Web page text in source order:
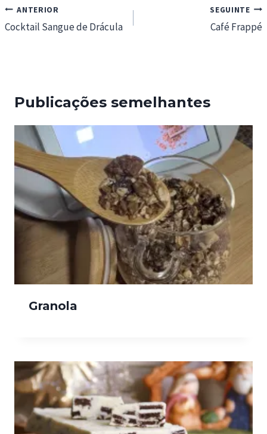
Navegação
de
ANTERIOR
Cocktail Sangue de Drácula
SEGUINTE
Café Frappé
Publicações semelhantes
Granola